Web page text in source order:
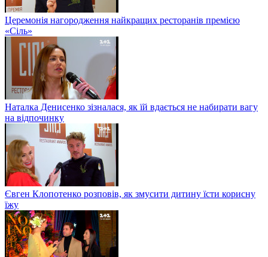
Церемонія нагородження найкращих ресторанів премією
«Сіль»
Наталка Денисенко зізналася, як їй вдається не набирати вагу
на відпочинку
Євген Клопотенко розповів, як змусити дитину їсти корисну
їжу